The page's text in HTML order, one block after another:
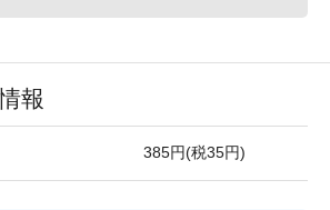
報
385円(税35円)